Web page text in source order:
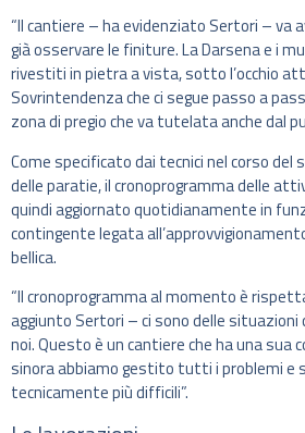
“Il cantiere – ha evidenziato Sertori – va
già osservare le finiture. La Darsena e i
rivestiti in pietra a vista, sotto l’occhio
Sovrintendenza che ci segue passo a
zona di pregio che va tutelata anche dal
Come specificato dai tecnici nel corso del
delle paratie, il cronoprogramma delle
quindi aggiornato quotidianamente in
contingente legata
bellica.
“Il cronoprogramma al momento è
aggiunto Sertori – ci sono delle situazioni
noi. Questo è un cantiere che ha una sua
sinora abbiamo gestito tutti i problemi e
tecnicamente più difficili”.